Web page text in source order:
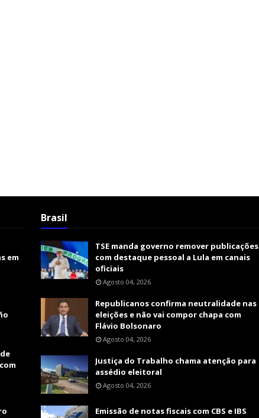
em
Brasil
TSE manda governo remover publicações
com destaque pessoal a Lula em canais
oficiais
Agosto 04, 2026
Republicanos confirma neutralidade nas
eleições e não vai compor chapa com
Flávio Bolsonaro
Agosto 04, 2026
Justiça do Trabalho chama atenção para
assédio eleitoral
Agosto 04, 2026
Emissão de notas fiscais com CBS e IBS